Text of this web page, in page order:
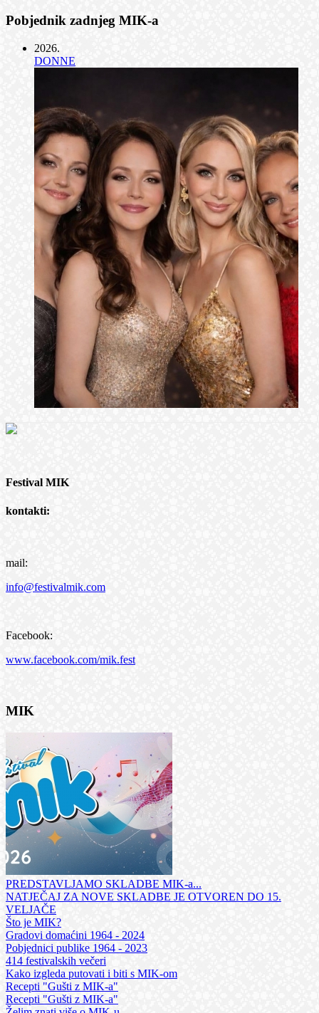
Pobjednik zadnjeg MIK-a
2026.
DONNE
Festival MIK
kontakti:
mail:
info@festivalmik.com
Facebook:
www.facebook.com/mik.fest
MIK
PREDSTAVLJAMO SKLADBE MIK-a...
NATJEČAJ ZA NOVE SKLADBE JE OTVOREN DO 15.
VELJAČE
Što je MIK?
Gradovi domaćini 1964 - 2024
Pobjednici publike 1964 - 2023
414 festivalskih večeri
Kako izgleda putovati i biti s MIK-om
Recepti "Gušti z MIK-a"
Recepti "Gušti z MIK-a"